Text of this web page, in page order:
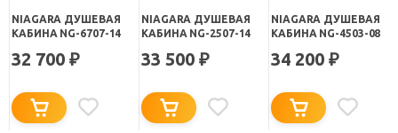
NIAGARA ДУШЕВАЯ
КАБИНА NG-6707-14
32 700 ₽
NIAGARA ДУШЕВАЯ
КАБИНА NG-2507-14
33 500 ₽
NIAGARA ДУШЕВАЯ
КАБИНА NG-4503-08
34 200 ₽